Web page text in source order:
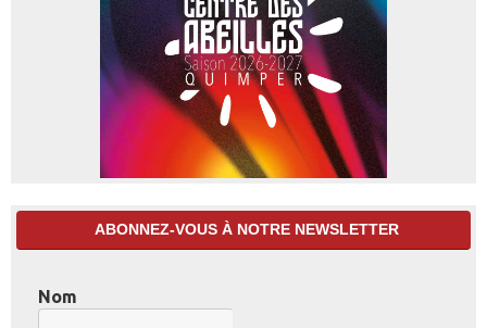
ABONNEZ-VOUS À NOTRE NEWSLETTER
Nom